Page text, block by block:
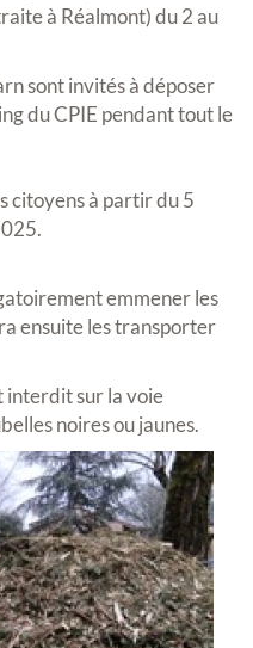
à Réalmont) du 2 au
sont invités à déposer
du CPIE pendant tout le
citoyens à partir du 5
emmener les
ensuite les transporter
interdit sur la voie
noires ou jaunes.